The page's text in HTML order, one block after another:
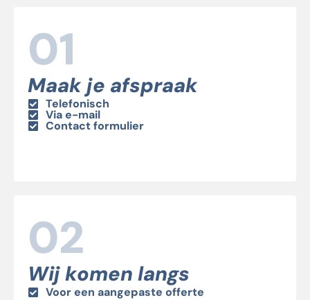
01
Maak je afspraak
Telefonisch
Via e-mail
Contact formulier
02
Wij komen langs
Voor een aangepaste offerte